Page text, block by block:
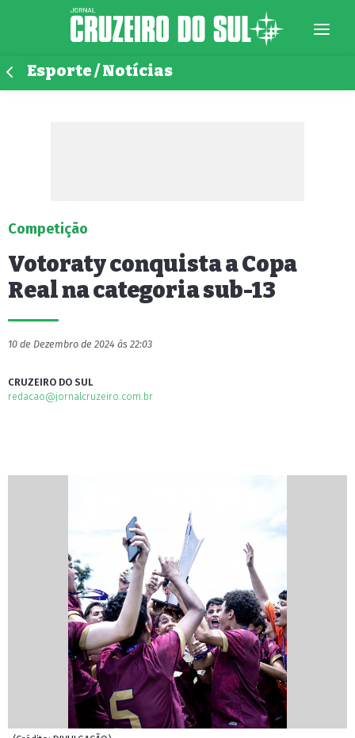
Esporte / Notícias
Competição
Votoraty conquista a Copa
Real na categoria sub-13
10 de Dezembro de 2024 às 22:03
CRUZEIRO DO SUL
redacao@jornalcruzeiro.com.br